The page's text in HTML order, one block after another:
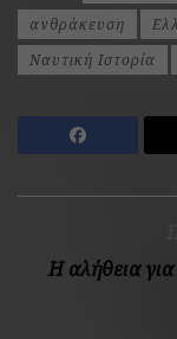
ανθράκευση
Ναυτική Ιστορία
Η αλήθεια